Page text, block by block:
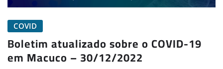
COVID
Boletim atualizado sobre o COVID-19
em Macuco – 30/12/2022